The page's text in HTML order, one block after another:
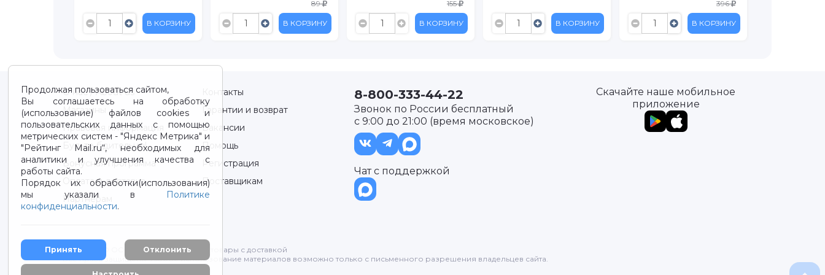
В КОРЗИНУ
155
В КОРЗИНУ В КОРЗИНУ В КОРЗИНУ
141.90
В КОРЗИНУ
Продолжая пользоваться сайтом,
Вы соглашаетесь на обработку
(использование) файлов cookies и
пользовательских данных с помощью
метрических систем - "Яндекс Метрика" и
"Рейтинг Mail.ru“, необходимых для
аналитики и улучшения качества с
работы сайта.
Порядок их обработки(использования)
мы указали в Политике
конфиденциальности.
Принять Отклонить
О нас / About us
Контакты
Магазины
Гарантии и возврат
Правовая информация
Вакансии
Будьте бдительны!
Помощь
Бонусная программа
Регистрация
Оплата и доставка
Поставщикам
Партнерам
8-800-333-44-22
Звонок по России бесплатный
с 9:00 до 21:00 (время московское)
Чат с поддержкой
Скачайте наше мобильное
приложение
2012-2026 © ООО "ВОТОНЯ". Детские товары с доставкой
Все права защищены. Любое использование материалов возможно только с письменного разрешения владельцев сайта.
Политика конфиденциальности